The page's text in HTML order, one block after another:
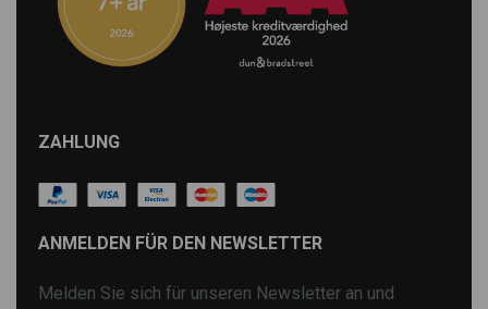
ZAHLUNG
ANMELDEN FÜR DEN NEWSLETTER
Melden Sie sich für unseren Newsletter an und